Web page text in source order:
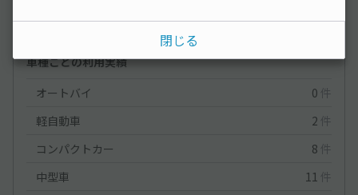
3 駐車料金
車種ごとの利用実績
オートバイ
0 件
軽自動車
2 件
コンパクトカー
8 件
中型車
11 件
閉じる